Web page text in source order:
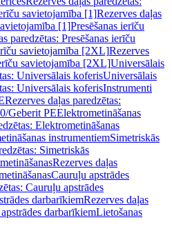
savietojamība [1]Rezerves daļas
[1]Presēšanas ierīču
paredzētas: Presēšanas ierīču
savietojamība [2XL]Rezerves
savietojamība [2XL]Universālais
Universālais koferisUniversālais
Universālais koferisInstrumenti
Rezerves daļas paredzētas:
Geberit PEElektrometināšanas
Elektrometināšanas
instrumentiemSimetriskās
Simetriskās
Rezerves daļas
Cauruļu apstrādes
Cauruļu apstrādes
darbarīkiemRezerves daļas
darbarīkiemLietošanas